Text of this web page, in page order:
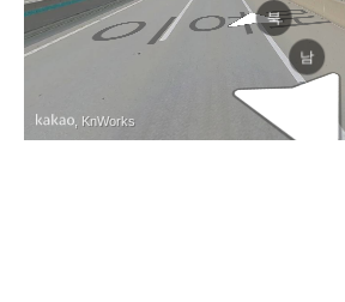
이여로
북
남
, KnWorks